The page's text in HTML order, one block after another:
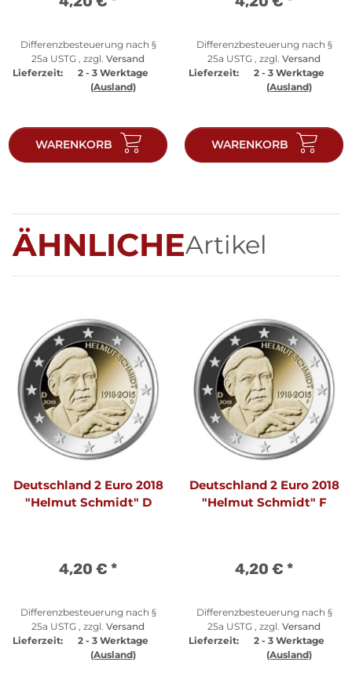
Differenzbesteuerung nach §
25a USTG , zzgl. Versand
Lieferzeit:
2 - 3 Werktage
(Ausland)
WARENKORB
Differenzbesteuerung nach §
25a USTG , zzgl. Versand
Lieferzeit:
2 - 3 Werktage
(Ausland)
WARENKORB
ÄHNLICHEArtikel
Deutschland 2 Euro 2018
"Helmut Schmidt" D
4,20 € *
Differenzbesteuerung nach §
25a USTG , zzgl. Versand
Lieferzeit:
2 - 3 Werktage
(Ausland)
Deutschland 2 Euro 2018
"Helmut Schmidt" F
4,20 € *
Differenzbesteuerung nach §
25a USTG , zzgl. Versand
Lieferzeit:
2 - 3 Werktage
(Ausland)